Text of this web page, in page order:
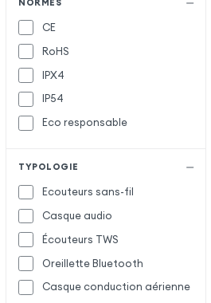
NORMES
CE
RoHS
IPX4
IP54
Eco responsable
TYPOLOGIE
Ecouteurs sans-fil
Casque audio
Écouteurs TWS
Oreillette Bluetooth
Casque conduction aérienne